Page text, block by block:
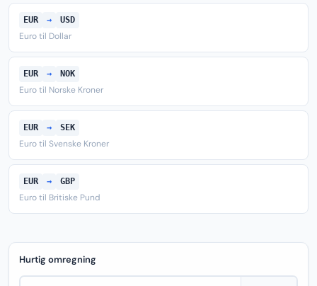
EUR → USD
Euro til Dollar
EUR → NOK
Euro til Norske Kroner
EUR → SEK
Euro til Svenske Kroner
EUR → GBP
Euro til Britiske Pund
Hurtig omregning